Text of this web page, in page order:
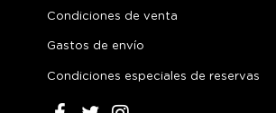
Condiciones de venta
Gastos de envío
Condiciones especiales de reservas